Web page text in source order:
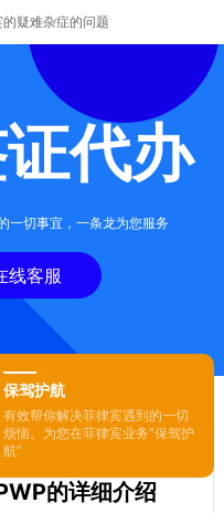
疑难杂症的问题
代办
一切事宜，一条龙为您服务
线客服
保驾护航
有效帮你解决菲律宾遇到的一切
烦恼。为您在菲律宾业务“保驾护
航”
的详细介绍